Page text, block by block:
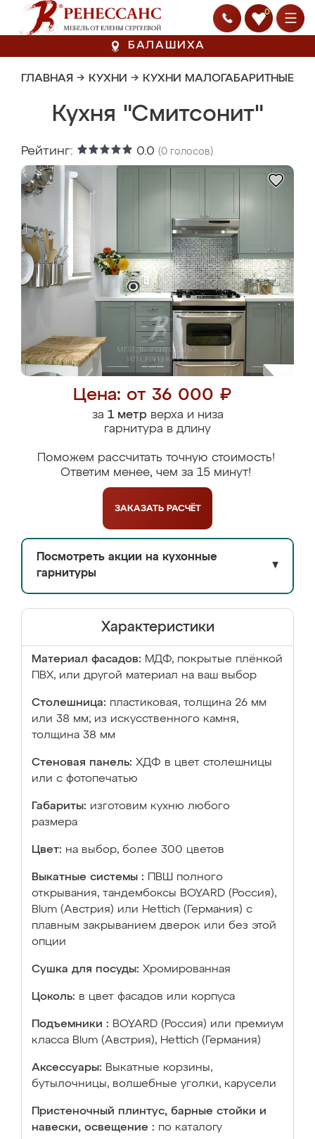
0
БАЛАШИХА
ГЛАВНАЯ → КУХНИ → КУХНИ МАЛОГАБАРИТНЫЕ
Кухня "Смитсонит"
Рейтинг: 0.0 (0 голосов)
Цена: от 36 000 ₽
за 1 метрверха и низа
гарнитура в длину
Поможем рассчитать точную стоимость!
Ответим менее, чем за 15 минут!
ЗАКАЗАТЬ РАСЧЁТ
Посмотреть акции на кухонные
гарнитуры
▼
Характеристики
Материал фасадов: МДФ, покрытые плёнкой
ПВХ, или другой материал на ваш выбор
Столешница: пластиковая, толщина 26 мм
или 38 мм; из искусственного камня,
толщина 38 мм
Стеновая панель: ХДФ в цвет столешницы
или с фотопечатью
Габариты: изготовим кухню любого
размера
Цвет: на выбор, более 300 цветов
Выкатные системы :
ПВШ полного
открывания, тандембоксы BOYARD (Россия),
Blum (Австрия) или Hettich (Германия) с
плавным закрыванием дверок или без этой
опции
Сушка для посуды: Хромированная
Цоколь: в цвет фасадов или корпуса
Подъемники : BOYARD (Россия) или премиум
класса Blum (Австрия), Hettich (Германия)
Аксессуары: Выкатные корзины,
бутылочницы, волшебные уголки, карусели
Пристеночный плинтус, барные стойки и
навески, освещение : по каталогу